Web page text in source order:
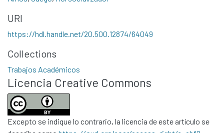
All of DSpace
Statistics
Contacto
Políticas
URI
https://hdl.handle.net/20.500.12874/64049
Collections
Trabajos Académicos
Licencia Creative Commons
Excepto se indique lo contrario, la licencia de este artículo se